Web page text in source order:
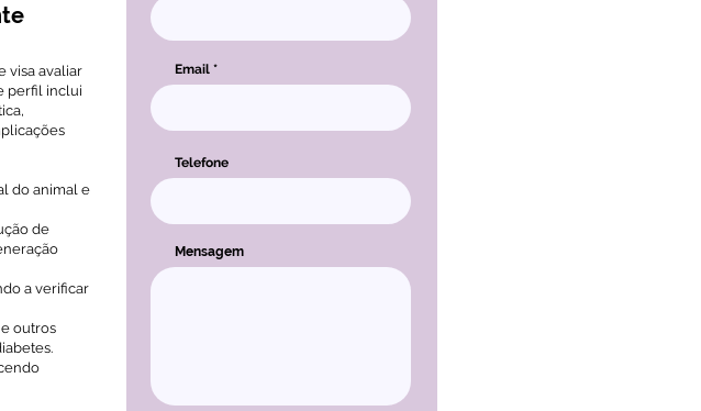
visa avaliar
perfil inclui
do animal e
de
a verificar
outros
Email
Telefone
Mensagem